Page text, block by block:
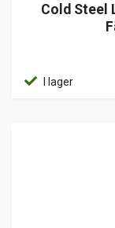
Cold Steel
I lager